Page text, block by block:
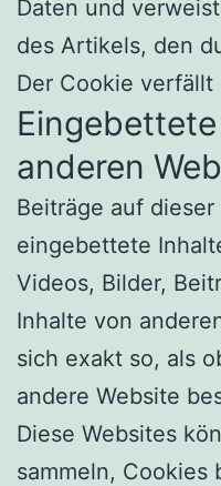
Daten und
des Artikels, den
Der Cookie verfällt
anderen
Beiträge auf
eingebettete
Videos, Bilder,
Inhalte von
sich exakt so, als
andere Website
Diese Websites
sammeln, Cookies